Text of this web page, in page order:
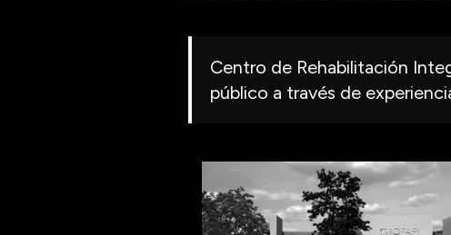
Centro de Rehabilitación
público a través de